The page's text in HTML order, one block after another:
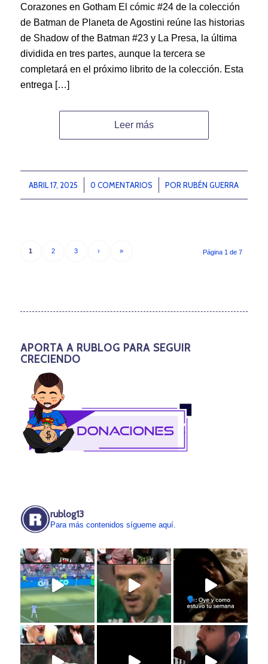
Corazones en Gotham El cómic #24 de la colección
de Batman de Planeta de Agostini reúne las historias
de Shadow of the Batman #23 y La Presa, la última
dividida en tres partes, aunque la tercera se
completará en el próximo librito de la colección. Esta
entrega […]
Leer más
ABRIL 17, 2025
/ 0 COMENTARIOS
/ PORRUBÉN GUERRA
Página 1 de 7
1 2 3 › »
APORTA A RUBLOG PARA SEGUIR
CRECIENDO
rublog13
Para más contenidos sígueme aquí.